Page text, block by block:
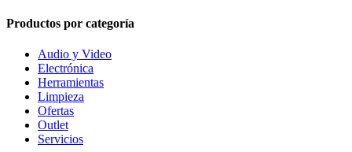
Productos por categoría
Audio y Video
Electrónica
Herramientas
Limpieza
Ofertas
Outlet
Servicios